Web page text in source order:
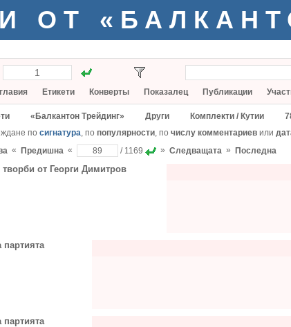
ОТ
Етикети Конверты Показалец Публикации
«Балкантон Трейдинг» Други Комплекти / Кутии
по сигнатура, по популярности, по числу комментариев или
« Предишна « / 1169 » Следващата » Последна
творби от Георги Димитров
партията
партията